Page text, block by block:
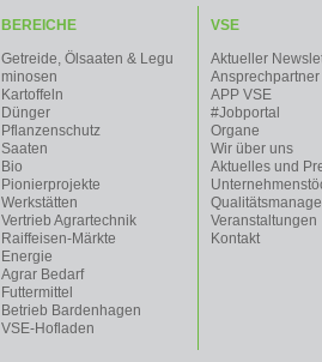
BEREICHE
Getreide, Ölsaaten & Legu
minosen
Kartoffeln
Dünger
Pflanzenschutz
Saaten
Bio
Pionierprojekte
Werkstätten
Vertrieb Agrartechnik
Raiffeisen-Märkte
Energie
Agrar Bedarf
Futtermittel
Betrieb Bardenhagen
VSE-Hofladen
VSE
Aktueller
Ansprechpartner
APP VSE
#Jobportal
Organe
Wir über uns
Aktuelles und
Veranstaltungen
Kontakt